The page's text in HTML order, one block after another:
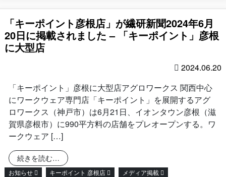
「キーポイント彦根店」が繊研新聞2024年6月
20日に掲載されました – 「キーポイント」彦根
に大型店
2024.06.20
「キーポイント」彦根に大型店アグロワークス 関西中心
にワークウェア専門店「キーポイント」を展開するアグ
ロワークス（神戸市）は6月21日、イオンタウン彦根（滋
賀県彦根市）に990平方料の店舗をプレオープンする。ワ
ークウェア […]
続きを読む… from 「キーポイント彦根店」が繊研新聞2024年6
お知らせ キーポイント 彦根店 メディア掲載